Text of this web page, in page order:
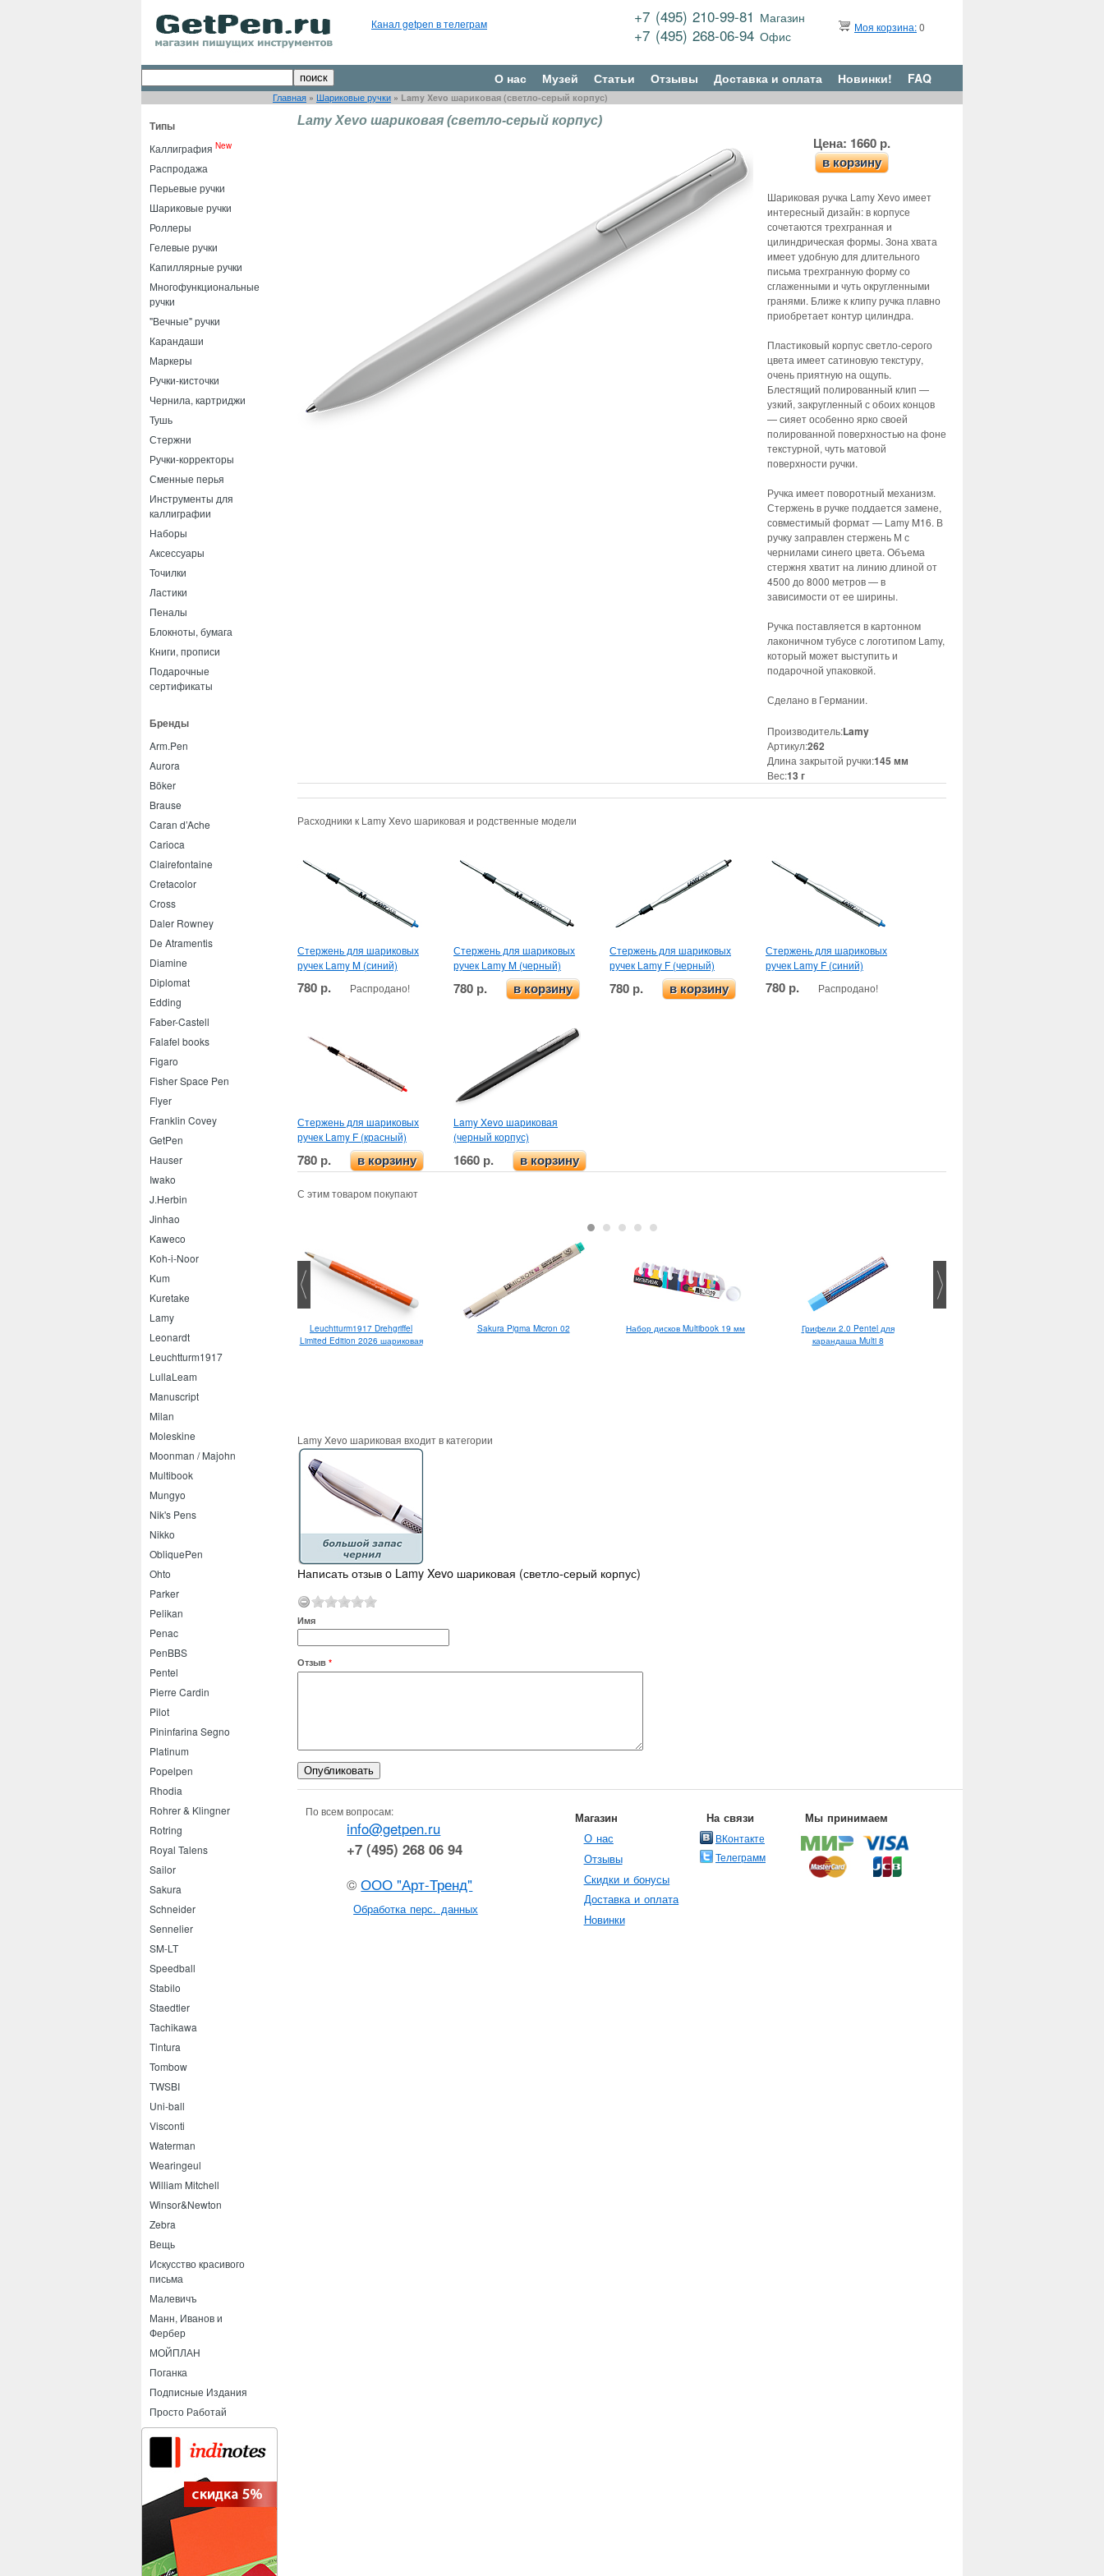
Канал getpen в телеграм +7 (495) 210-99-81 Магазин
+7 (495) 268-06-94Офис
Моя корзина:0
О нас Музей Статьи Отзывы Доставка и оплата Новинки! FAQ
Главная » Шариковые ручки » Lamy Xevo шариковая (светло-серый корпус)
Типы
Каллиграфия New
Распродажа
Перьевые ручки
Шариковые ручки
Роллеры
Гелевые ручки
Капиллярные ручки
Многофункциональные
ручки
"Вечные" ручки
Карандаши
Маркеры
Ручки-кисточки
Чернила, картриджи
Тушь
Стержни
Ручки-корректоры
Сменные перья
Инструменты для
каллиграфии
Наборы
Аксессуары
Точилки
Ластики
Пеналы
Блокноты, бумага
Книги, прописи
Подарочные
сертификаты
Бренды
Arm.Pen
Aurora
Böker
Brause
Caran d’Ache
Carioca
Clairefontaine
Cretacolor
Cross
Daler Rowney
De Atramentis
Diamine
Diplomat
Edding
Faber-Castell
Falafel books
Figaro
Fisher Space Pen
Flyer
Franklin Covey
GetPen
Hauser
Iwako
J.Herbin
Jinhao
Kaweco
Koh-i-Noor
Kum
Kuretake
Lamy
Leonardt
Leuchtturm1917
LullaLeam
Manuscript
Milan
Moleskine
Moonman / Majohn
Multibook
Mungyo
Nik's Pens
Nikko
ObliquePen
Ohto
Parker
Pelikan
Penac
PenBBS
Pentel
Pierre Cardin
Pilot
Pininfarina Segno
Platinum
Popelpen
Rhodia
Rohrer & Klingner
Rotring
Royal Talens
Sailor
Sakura
Schneider
Sennelier
SM-LT
Speedball
Stabilo
Staedtler
Tachikawa
Tintura
Tombow
TWSBI
Uni-ball
Visconti
Waterman
Wearingeul
William Mitchell
Winsor&Newton
Zebra
Вещь
Искусство красивого
письма
Малевичъ
Манн, Иванов и
Фербер
МОЙПЛАН
Поганка
Подписные Издания
Просто Работай
Lamy Xevo шариковая (светло-серый корпус)
Цена: 1660 р.
в корзину
Шариковая ручка Lamy Xevo имеет
интересный дизайн: в корпусе
сочетаются трехгранная и
цилиндрическая формы. Зона хвата
имеет удобную для длительного
письма трехгранную форму со
сглаженными и чуть округленными
гранями. Ближе к клипу ручка плавно
приобретает контур цилиндра.
Пластиковый корпус светло-серого
цвета имеет сатиновую текстуру,
очень приятную на ощупь.
Блестящий полированный клип —
узкий, закругленный с обоих концов
— сияет особенно ярко своей
полированной поверхностью на фоне
текстурной, чуть матовой
поверхности ручки.
Ручка имеет поворотный механизм.
Стержень в ручке поддается замене,
совместимый формат — Lamy M16. В
ручку заправлен стержень М с
чернилами синего цвета. Объема
стержня хватит на линию длиной от
4500 до 8000 метров — в
зависимости от ее ширины.
Ручка поставляется в картонном
лаконичном тубусе с логотипом Lamy,
который может выступить и
подарочной упаковкой.
Сделано в Германии.
Производитель:Lamy
Артикул:262
Длина закрытой ручки:145 мм
Вес:13 г
Расходники к Lamy Xevo шариковая и родственные модели
Стержень для шариковых
ручек Lamy M (синий)
780 р. Распродано!
Стержень для шариковых
ручек Lamy M (черный)
780 р. в корзину
Стержень для шариковых
ручек Lamy F (черный)
780 р. в корзину
Стержень для шариковых
ручек Lamy F (синий)
780 р. Распродано!
Стержень для шариковых
ручек Lamy F (красный)
780 р. в корзину
Lamy Xevo шариковая
(черный корпус)
1660 р. в корзину
С этим товаром покупают
Leuchtturm1917 Drehgriffel
Limited Edition 2026 шариковая
Sakura Pigma Micron 02 Набор дисков Multibook 19 мм
Грифели 2.0 Pentel для
карандаша Multi 8
Lamy Xevo шариковая входит в категории
Написать отзыв o Lamy Xevo шариковая (светло-серый корпус)
Имя
Отзыв *
По всем вопросам:
info@getpen.ru
+7 (495) 268 06 94
©ООО "Арт-Тренд"
Обработка перс. данных
Магазин
О нас
Отзывы
Скидки и бонусы
Доставка и оплата
Новинки
На связи
ВКонтакте
Телеграмм
Мы принимаем